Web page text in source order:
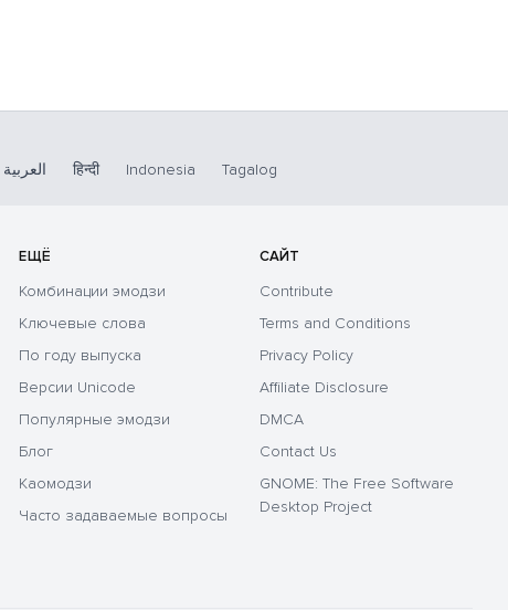
العربية हिन्दी Indonesia Tagalog
ЕЩЁ
Комбинации эмодзи
Ключевые слова
По году выпуска
Версии Unicode
Популярные эмодзи
Блог
Каомодзи
Часто задаваемые вопросы
САЙТ
Contribute
Terms and Conditions
Privacy Policy
Affiliate Disclosure
DMCA
Contact Us
GNOME: The Free Software
Desktop Project